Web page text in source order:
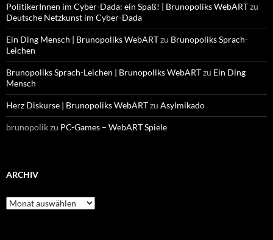
PolitikerInnen im Cyber-Dada: ein Spaß! | Brunopoliks WebARTzu
Deutsche Netzkunst im Cyber-Dada
Ein Ding Mensch | Brunopoliks WebARTzu Brunopoliks Sprach-
Leichen
Brunopoliks Sprach-Leichen | Brunopoliks WebARTzu Ein Ding
Mensch
Herz Diskurse | Brunopoliks WebARTzu Asylmikado
brunopolikzu PC-Games – WebART Spiele
ARCHIV
Archiv